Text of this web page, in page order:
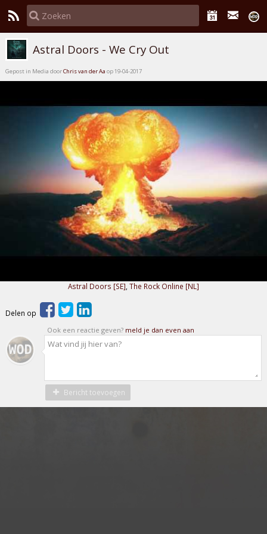
Astral Doors - We Cry Out
Gepost in Media doorChris van der Aa op 19-04-2017
Astral Doors [SE] The Rock Online [NL]
Delen op
Ook een reactie geven? meld je dan even aan
Bericht toevoegen